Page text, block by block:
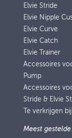
Elvie Stride
Elvie Nipple
Elvie Curve
Elvie Catch
Elvie Trainer
Accessoires
Pump
Accessoires
Stride & Elvie
Te verkrijgen bij
Meest